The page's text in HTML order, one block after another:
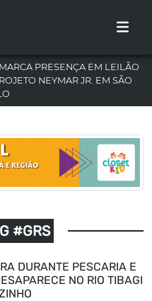
PRESENÇA EM LEILÃO
NEYMAR JR. EM SÃO
#GRS
DURANTE PESCARIA E
NO RIO TIBAGI